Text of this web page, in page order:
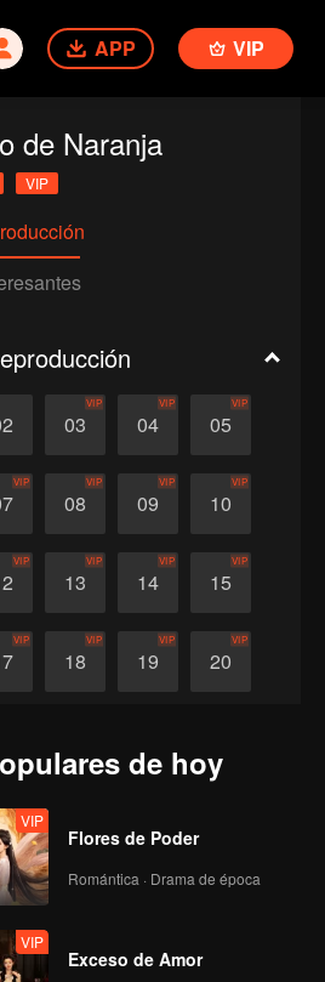
APP VIP
de Naranja
VIP
03
VIP
04
VIP
05
VIP
VIP
08
VIP
09
VIP
10
VIP
VIP
13
VIP
14
VIP
15
VIP
VIP
18
VIP
19
VIP
20
VIP
de hoy
VIP
Flores de Poder
Romántica · Drama de época
VIP
Exceso de Amor